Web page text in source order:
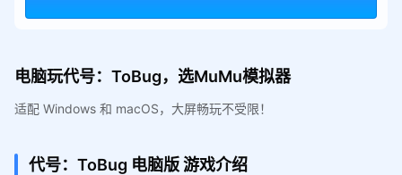
电脑玩代号：ToBug，选MuMu模拟器
适配 Windows 和 macOS，大屏畅玩不受限！
代号：ToBug 电脑版游戏介绍